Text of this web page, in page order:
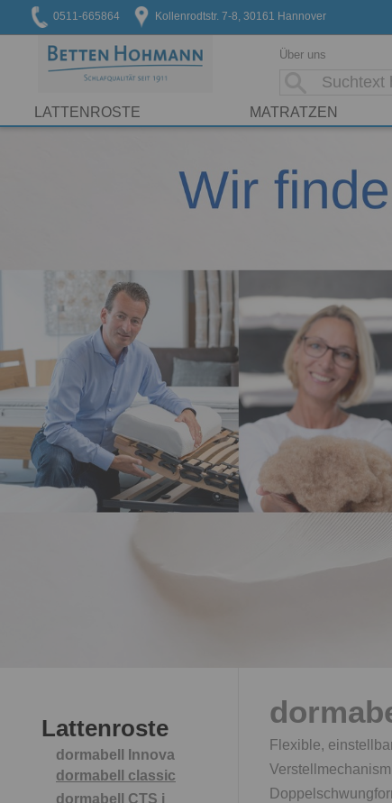
0511-665864 Kollenrodtstr. 7-8, 30161 Hannover
Über uns
LATTENROSTE MATRATZEN
Lattenroste
dormabell Innova
dormabell classic
dormabell CTS i
Flexible,